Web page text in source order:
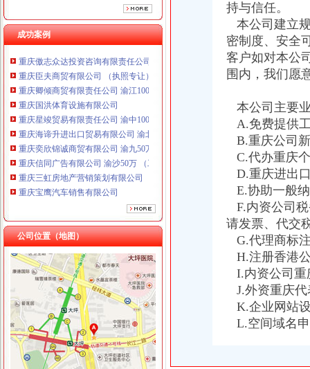
成功案例
重庆鸽牌电线电缆有限公司 渝北10010万 (进出口权)
重庆臣夫商贸有限公司 （执照专让）
重庆卿倾商贸有限责任公司 渝江100万 （工商注册）
重庆国洪体育设施有限公司
重庆星竣贸易有限责任公司 渝中100万 （进出口权）
重庆海谛升进出口贸易有限公司 渝北100万 （进出口权）
重庆奕欣锦诚商贸有限公司 渝九50万 （工商注册）
重庆信同广告有限公司 渝沙50万 （工商注册）
重庆三虹房地产营销策划有限公司
重庆宝鹰汽车销售有限公司
重庆鸽牌电线电缆有限公司 渝北10010万 (进出口权)
重庆傲志众达投资咨询有限责任公司 渝九1000万 （增资）
重庆臣夫商贸有限公司 （执照专让）
重庆卿倾商贸有限责任公司 渝江100万 （工商注册）
重庆国洪体育设施有限公司
重庆星竣贸易有限责任公司 渝中100万 （进出口权）
重庆海谛升进出口贸易有限公司 渝北100万 （进出口权）
重庆奕欣锦诚商贸有限公司 渝九50万 （工商注册）
重庆信同广告有限公司 渝沙50万 （工商注册）
重庆三虹房地产营销策划有限公司
重庆宝鹰汽车销售有限公司
公司位置（地图）
重庆税务注销
重庆发票新规定,税务金四期上线！-企业税收优惠政策-重庆市黔江
重庆注册税务招聘_重庆注册税务招聘信息_智联重庆招聘网_找工作求
重庆高档住宅土地增值税预征率上调至2%_国内新闻_烟台房产网_买
《一般纳税人注销流程》100篇第一文库网
重庆工商注册代理记账变更税务财务佼佼泽工商
重庆财税_专业的财务、税收实务网站-亿企赢财税资讯
国家税务总局2015年持续加“规范税务”建设_部门新闻_新闻_中国
持与信任。
本公司建立
密制度、安全
客户如对本公
围内，我们愿
本公司主要
A.免费提供
B.重庆公司
C.代办重庆
D.重庆进出
E.协助一般
F.内资公司
请发票、代交
G.代理商标
H.注册香港
I.内资公司重
J.外资重庆代
K.企业网站
L.空间域名